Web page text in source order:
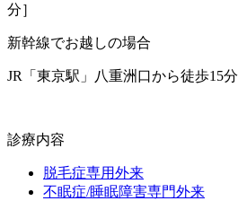
分］
新幹線でお越しの場合
JR「東京駅」八重洲口から徒歩15分
診療内容
脱毛症専用外来
不眠症/睡眠障害専門外来